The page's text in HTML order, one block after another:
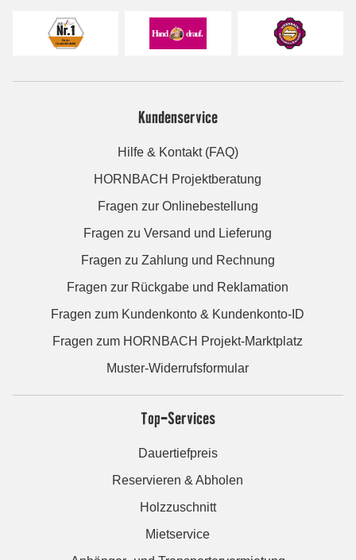
Kundenservice
Hilfe & Kontakt (FAQ)
HORNBACH Projektberatung
Fragen zur Onlinebestellung
Fragen zu Versand und Lieferung
Fragen zu Zahlung und Rechnung
Fragen zur Rückgabe und Reklamation
Fragen zum Kundenkonto & Kundenkonto-ID
Fragen zum HORNBACH Projekt-Marktplatz
Muster-Widerrufsformular
Top-Services
Dauertiefpreis
Reservieren & Abholen
Holzzuschnitt
Mietservice